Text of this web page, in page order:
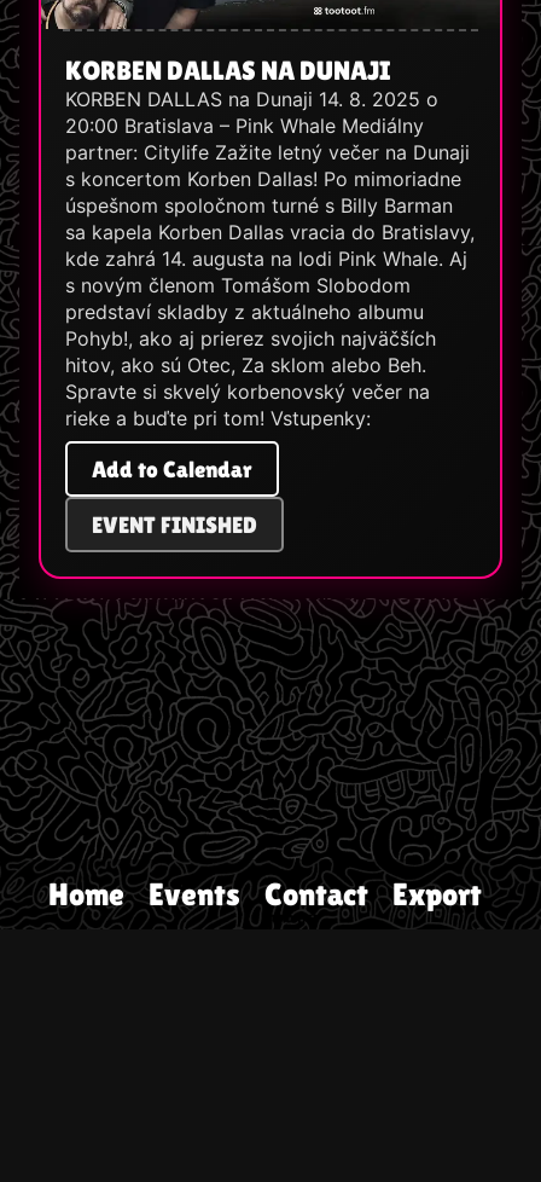
KORBEN DALLAS NA DUNAJI
KORBEN DALLAS na Dunaji 14. 8. 2025 o
20:00 Bratislava – Pink Whale Mediálny
partner: Citylife Zažite letný večer na Dunaji
s koncertom Korben Dallas! Po mimoriadne
úspešnom spoločnom turné s Billy Barman
sa kapela Korben Dallas vracia do Bratislavy,
kde zahrá 14. augusta na lodi Pink Whale. Aj
s novým členom Tomášom Slobodom
predstaví skladby z aktuálneho albumu
Pohyb!, ako aj prierez svojich najväčších
hitov, ako sú Otec, Za sklom alebo Beh.
Spravte si skvelý korbenovský večer na
rieke a buďte pri tom! Vstupenky:
Add to Calendar
EVENT FINISHED
Home Events Contact Export